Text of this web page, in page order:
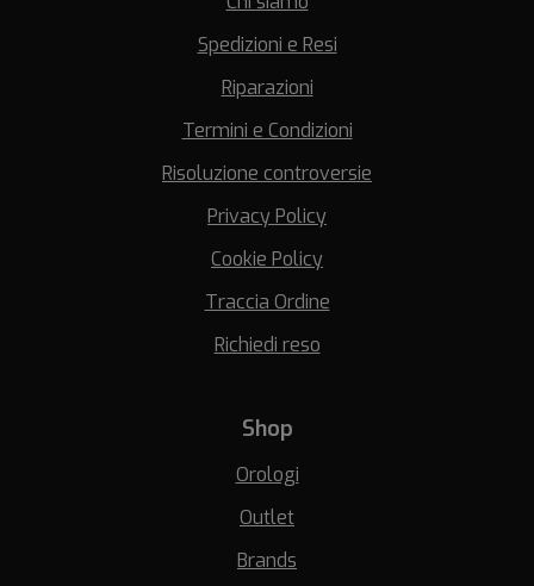
Spedizioni e Resi
Riparazioni
Termini e Condizioni
Risoluzione controversie
Privacy Policy
Cookie Policy
Traccia Ordine
Richiedi reso
Shop
Orologi
Outlet
Brands